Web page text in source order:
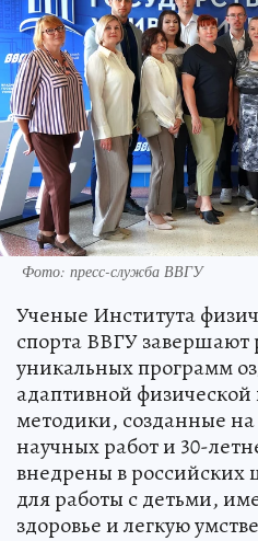
Фото: пресс-служба ВВГУ
Ученые Института
спорта ВВГУ завершают
уникальных программ
адаптивной
методики, созданные на
научных работ и 30-
внедрены в российских
для работы с детьми,
здоровье и легкую